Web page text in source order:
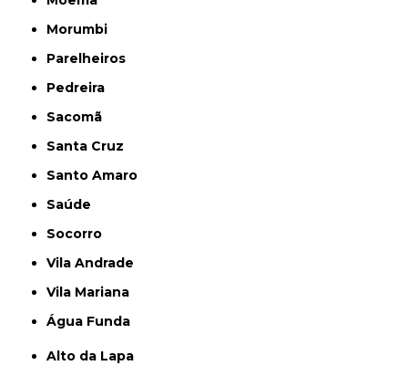
Morumbi
Parelheiros
Pedreira
Sacomã
Santa Cruz
Santo Amaro
Saúde
Socorro
Vila Andrade
Vila Mariana
Água Funda
Alto da Lapa